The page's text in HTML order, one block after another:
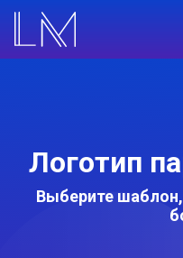
Логотип
Выберите